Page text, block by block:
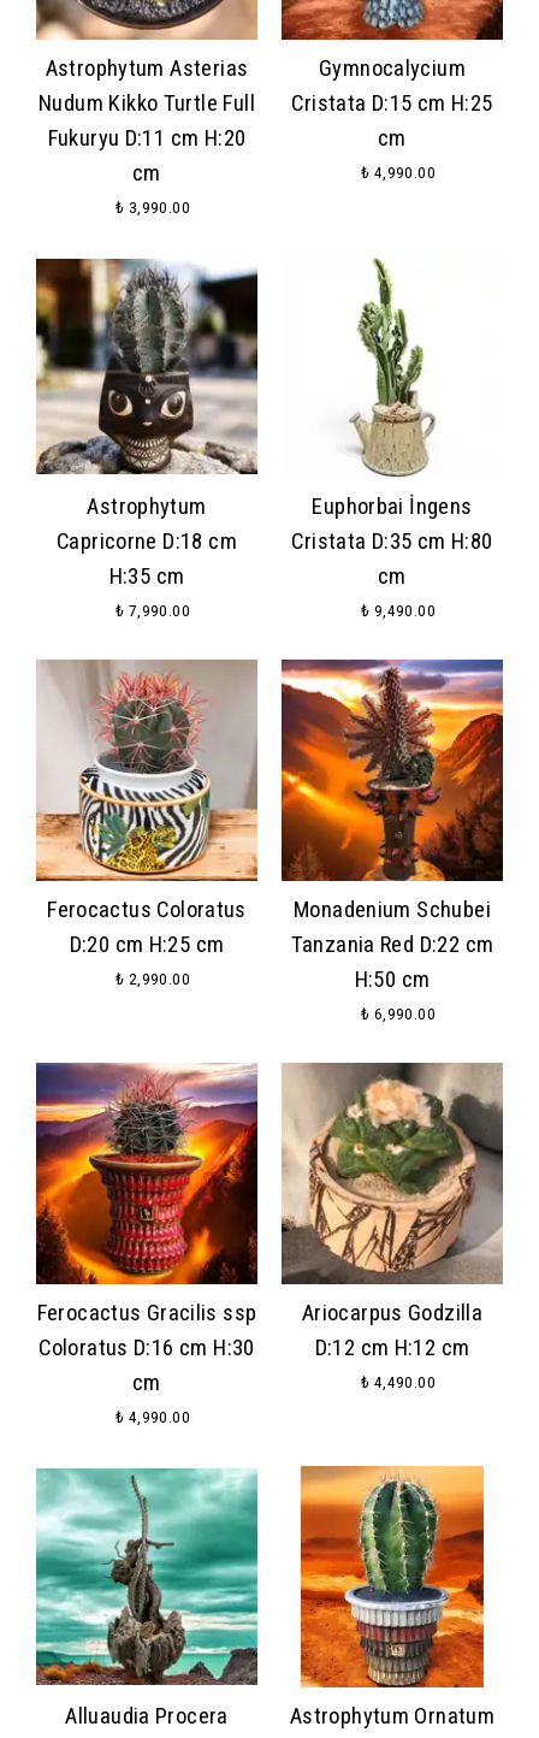
Astrophytum Asterias
Nudum Kikko Turtle Full
Fukuryu D:11 cm H:20
cm
₺ 3,990.00
Gymnocalycium
Cristata D:15 cm H:25
cm
₺ 4,990.00
Astrophytum
Capricorne D:18 cm
H:35 cm
₺ 7,990.00
Euphorbai İngens
Cristata D:35 cm H:80
cm
₺ 9,490.00
Ferocactus Coloratus
D:20 cm H:25 cm
₺ 2,990.00
Monadenium Schubei
Tanzania Red D:22 cm
H:50 cm
₺ 6,990.00
Ferocactus Gracilis ssp
Coloratus D:16 cm H:30
cm
₺ 4,990.00
Ariocarpus Godzilla
D:12 cm H:12 cm
₺ 4,490.00
Alluaudia Procera Astrophytum Ornatum